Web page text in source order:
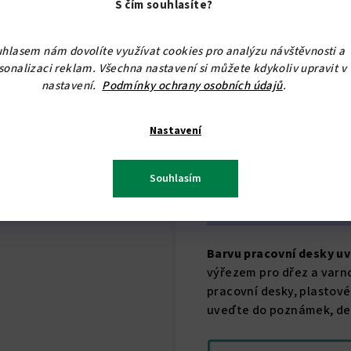
S čím souhlasíte?
nám dovolíte využívat cookies pro analýzu návštěvnosti a
reklam. Všechna nastavení si můžete kdykoliv upravit v
nastavení. Podmínky ochrany osobních údajů.
Nastavení
Souhlasím
Barvu pracovní desky
výřezem pro dřez a
pracovní desky,
uveďte do poznámek,